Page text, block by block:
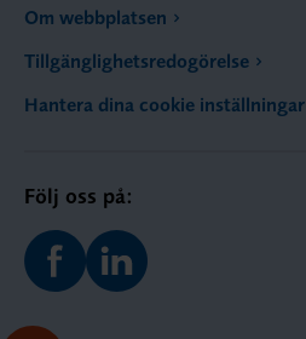
Om webbplatsen
Tillgänglighetsredogörelse
Hantera dina cookie inställningar
Följ oss på: